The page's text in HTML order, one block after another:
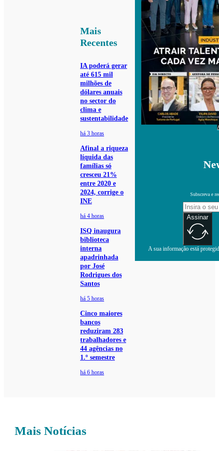
Mais
Recentes
IA poderá gerar
até 615 mil
milhões de
dólares anuais
no sector do
clima e
sustentabilidade
há 3 horas
Afinal a riqueza
líquida das
famílias só
cresceu 21%
entre 2020 e
2024, corrige o
INE
há 4 horas
ISQ inaugura
biblioteca
interna
apadrinhada
por José
Rodrigues dos
Santos
há 5 horas
Cinco maiores
bancos
reduziram 283
trabalhadores e
44 agências no
1.º semestre
há 6 horas
Subscreva e
Assinar
A sua informação está
Mais Notícias